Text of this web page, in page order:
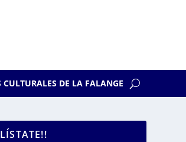
CULTURALES DE LA FALANGE